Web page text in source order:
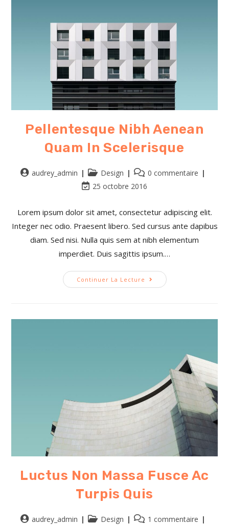
Pellentesque Nibh Aenean
Quam In Scelerisque
audrey_admin Design
0 commentaire
25 octobre 2016
Lorem ipsum dolor sit amet, consectetur adipiscing elit.
Integer nec odio. Praesent libero. Sed cursus ante dapibus
diam. Sed nisi. Nulla quis sem at nibh elementum
imperdiet. Duis sagittis ipsum.…
Continuer La Lecture
Luctus Non Massa Fusce Ac
Turpis Quis
audrey_admin Design
1 commentaire